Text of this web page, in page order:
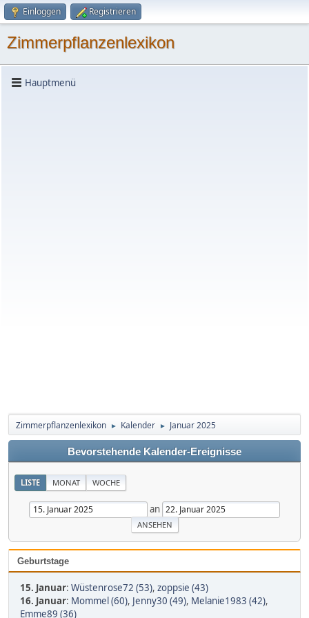
Einloggen Registrieren
Zimmerpflanzenlexikon
Hauptmenü
Zimmerpflanzenlexikon ► Kalender ► Januar 2025
Bevorstehende Kalender-Ereignisse
LISTE MONAT WOCHE
an
Geburtstage
15. Januar: Wüstenrose72 (53), zoppsie (43)
16. Januar: Mommel (60), Jenny30 (49), Melanie1983 (42),
Emme89 (36)